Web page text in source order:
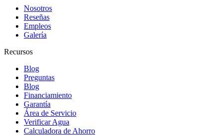
Nosotros
Reseñas
Empleos
Galería
Recursos
Blog
Preguntas
Blog
Financiamiento
Garantía
Área de Servicio
Verificar Agua
Calculadora de Ahorro